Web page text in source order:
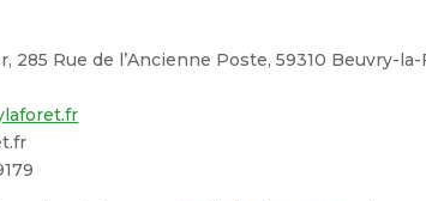
285 Rue de l’Ancienne Poste, 59310 Beuvry-la-